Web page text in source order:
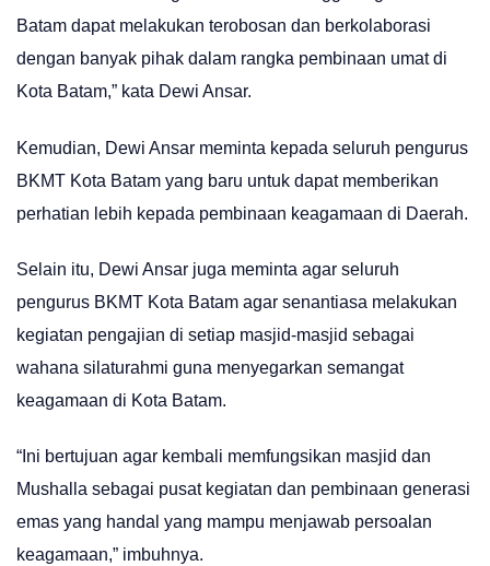
Batam dapat melakukan terobosan dan berkolaborasi
dengan banyak pihak dalam rangka pembinaan umat di
Kota Batam,” kata Dewi Ansar.
Kemudian, Dewi Ansar meminta kepada seluruh pengurus
BKMT Kota Batam yang baru untuk dapat memberikan
perhatian lebih kepada pembinaan keagamaan di Daerah.
Selain itu, Dewi Ansar juga meminta agar seluruh
pengurus BKMT Kota Batam agar senantiasa melakukan
kegiatan pengajian di setiap masjid-masjid sebagai
wahana silaturahmi guna menyegarkan semangat
keagamaan di Kota Batam.
“Ini bertujuan agar kembali memfungsikan masjid dan
Mushalla sebagai pusat kegiatan dan pembinaan generasi
emas yang handal yang mampu menjawab persoalan
keagamaan,” imbuhnya.